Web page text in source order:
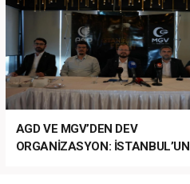
AGD VE MGV’DEN DEV
ORGANİZASYON: İSTANBUL’UN